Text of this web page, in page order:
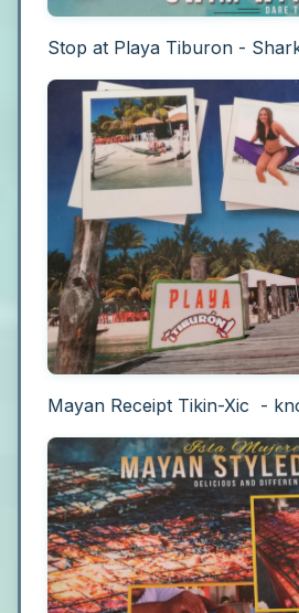
Stop at Playa Tiburon -
Mayan Receipt Tikin-Xic -